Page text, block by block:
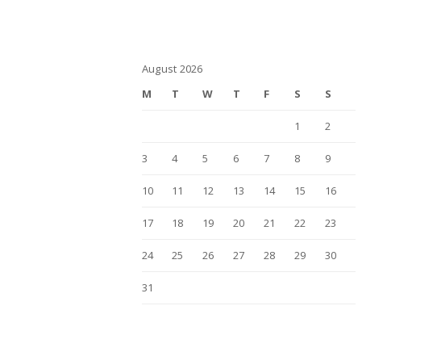
August 2026
M
T W T F S S
1 2
3 4 5 6 7 8 9
10 11 12 13 14 15 16
17 18 19 20 21 22 23
24 25 26 27 28 29 30
31